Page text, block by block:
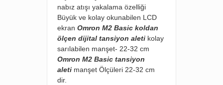
nabız atışı yakalama özelliği
Büyük ve kolay okunabilen LCD
ekran Omron M2 Basic koldan
ölçen dijital tansiyon aleti kolay
sarılabilen manşet- 22-32 cm
Omron M2 Basic tansiyon
aleti manşet Ölçüleri 22-32 cm
dir.